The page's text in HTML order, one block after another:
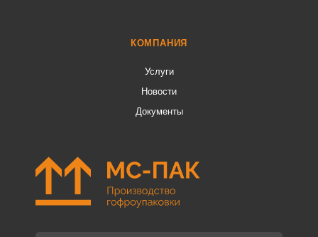
КОМПАНИЯ
Услуги
Новости
Документы